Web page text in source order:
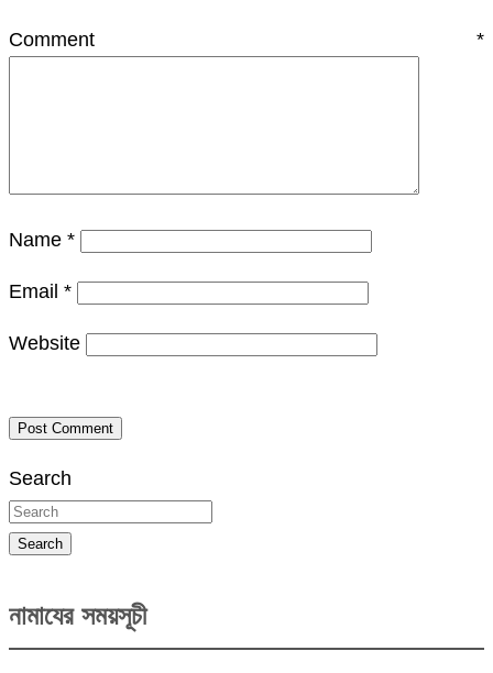
Comment *
Name *
Email *
Website
Search
Search
নামাযের সময়সূচী